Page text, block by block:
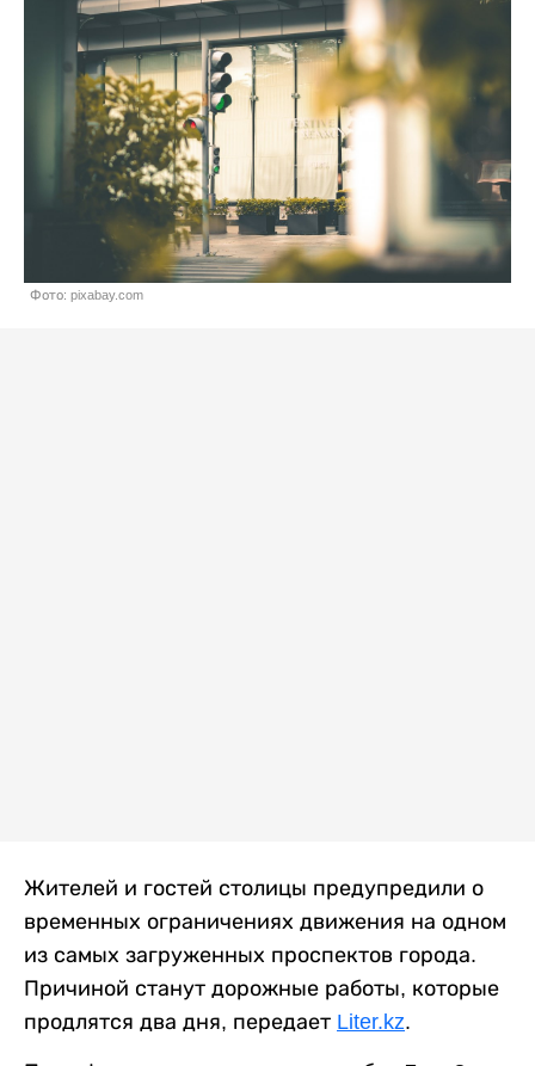
Фото: pixabay.com
Жителей и гостей столицы предупредили о
временных ограничениях движения на одном
из самых загруженных проспектов города.
Причиной станут дорожные работы, которые
продлятся два дня, передает Liter.kz.